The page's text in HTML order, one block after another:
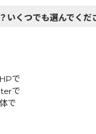
くつでも選んでくだ
で
で
で